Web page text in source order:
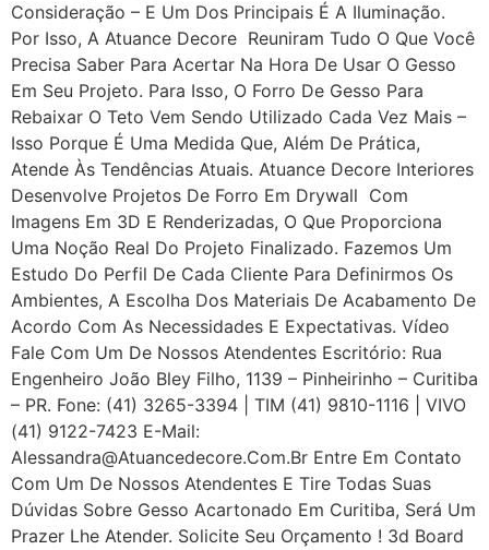
Consideração – E Um Dos Principais É A Iluminação.
Por Isso, A Atuance Decore Reuniram Tudo O Que Você
Precisa Saber Para Acertar Na Hora De Usar O Gesso
Em Seu Projeto. Para Isso, O Forro De Gesso Para
Rebaixar O Teto Vem Sendo Utilizado Cada Vez Mais –
Isso Porque É Uma Medida Que, Além De Prática,
Atende Às Tendências Atuais. Atuance Decore Interiores
Desenvolve Projetos De Forro Em Drywall Com
Imagens Em 3D E Renderizadas, O Que Proporciona
Uma Noção Real Do Projeto Finalizado. Fazemos Um
Estudo Do Perfil De Cada Cliente Para Definirmos Os
Ambientes, A Escolha Dos Materiais De Acabamento De
Acordo Com As Necessidades E Expectativas. Vídeo
Fale Com Um De Nossos Atendentes Escritório: Rua
Engenheiro João Bley Filho, 1139 – Pinheirinho – Curitiba
– PR. Fone: (41) 3265-3394 | TIM (41) 9810-1116 | VIVO
(41) 9122-7423 E-Mail:
Alessandra@atuancedecore.com.br Entre Em Contato
Com Um De Nossos Atendentes E Tire Todas Suas
Dúvidas Sobre Gesso Acartonado Em Curitiba, Será Um
Prazer Lhe Atender. Solicite Seu Orçamento ! 3d Board